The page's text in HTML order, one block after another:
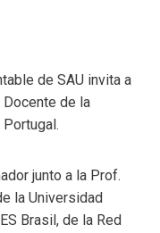
de SAU invita a
Docente de la
junto a la Prof.
la Universidad
Brasil, de la Red